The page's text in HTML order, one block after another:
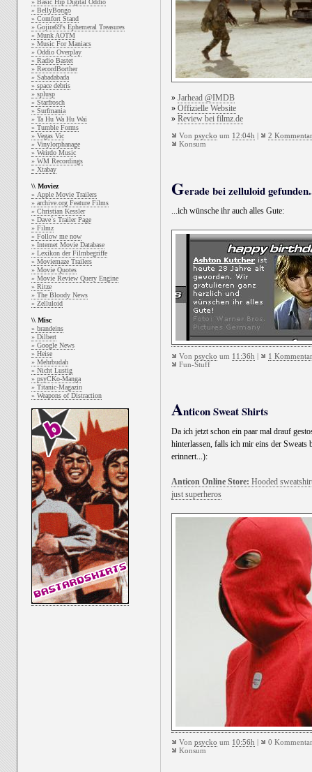
» Basic Hip Digital Oddio
» BellyBongo
» Comfort Stand
» Gojira69's Ephemeral Treasures
» Munk AOTM
» Music For Maniacs
» Oddio Overplay
» Radio Bastet
» RecordBorther
» Sabadabada
» space debris
» splusp
» Starfrosch
» Surfmania
» Ta Hu Wa Hu Wai
» Tumble Forms
» Vegas Vic
» Vinylorphanage
» Weirdo Music
» WM Recordings
» Xtabay
\\ Moviez
» Apple Movie Trailers
» archive.org Feature Films
» Christian Kessler
» Dave`s Trailer Page
» Filmz
» Follow me now
» Internet Movie Database
» Lexikon der Filmbegriffe
» Moviemaze Trailers
» Movie Quotes
» Movie Review Query Engine
» Ritze
» The Bloody News
» Zelluloid
\\ Misc
» brandeins
» Dilbert
» Google News
» Heise
» Mehrbudah
» Nicht Lustig
» psyCKo-Manga
» Titanic-Magazin
» Weapons of Distraction
» Jarhead @IMDB
» Offizielle Website
» Review bei filmz.de
Von psycko um 12:04h |
2
Konsum
Gerade bei zelluloid
...ich wünsche ihr auch alles Gute:
Von psycko um 11:36h |
1 Kommentar
Fun-Stuff
Anticon Sweat Shirts
Da ich jetzt schon ein paar mal drauf
hinterlassen, falls ich mir eins der
erinnert...):
Anticon Online Store: Hooded
just superheros
Von psycko um 10:56h |
0
Konsum